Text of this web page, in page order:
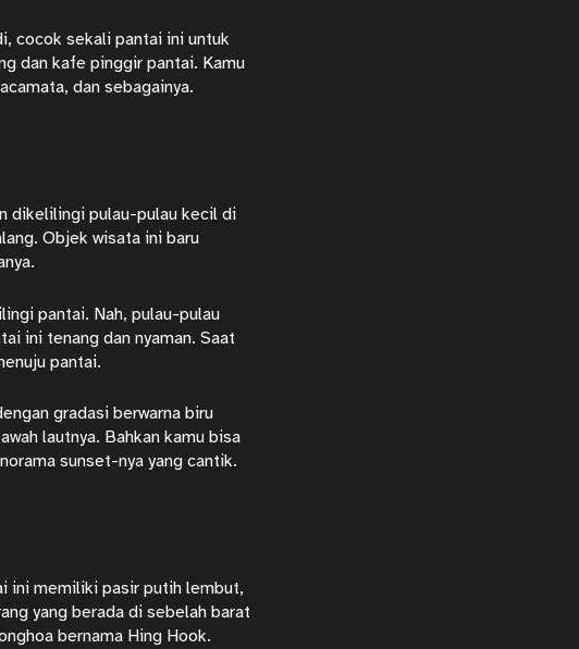
cocok sekali pantai ini untuk
dan kafe pinggir pantai. Kamu
dan sebagainya.
dikelilingi pulau-pulau kecil di
Objek wisata ini baru
pantai. Nah, pulau-pulau
ini tenang dan nyaman. Saat
pantai.
gradasi berwarna biru
lautnya. Bahkan kamu bisa
sunset-nya yang cantik.
ini memiliki pasir putih lembut,
yang berada di sebelah barat
bernama Hing Hook.